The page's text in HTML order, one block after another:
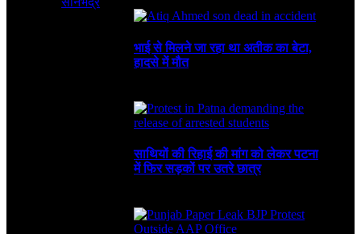
भाई से मिलने जा रहा था अतीक का बेटा,
हादसे में मौत
साथियों की रिहाई की मांग को लेकर पटना
में फिर सड़कों पर उतरे छात्र